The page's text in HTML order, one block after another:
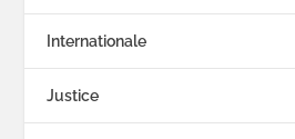
Internationale
Justice